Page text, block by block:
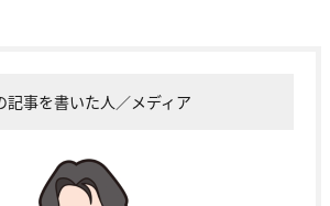
記事を書いた人／メディア